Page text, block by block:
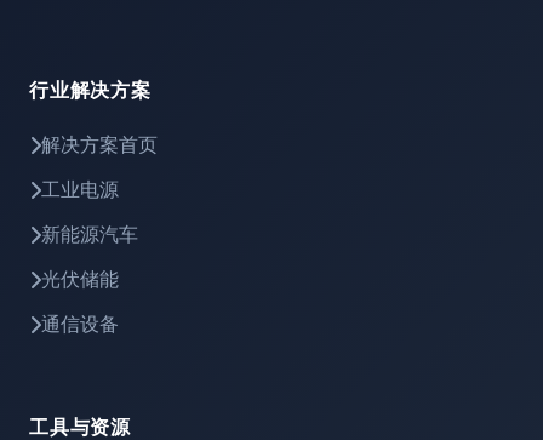
行业解决方案
解决方案首页
工业电源
新能源汽车
光伏储能
通信设备
工具与资源